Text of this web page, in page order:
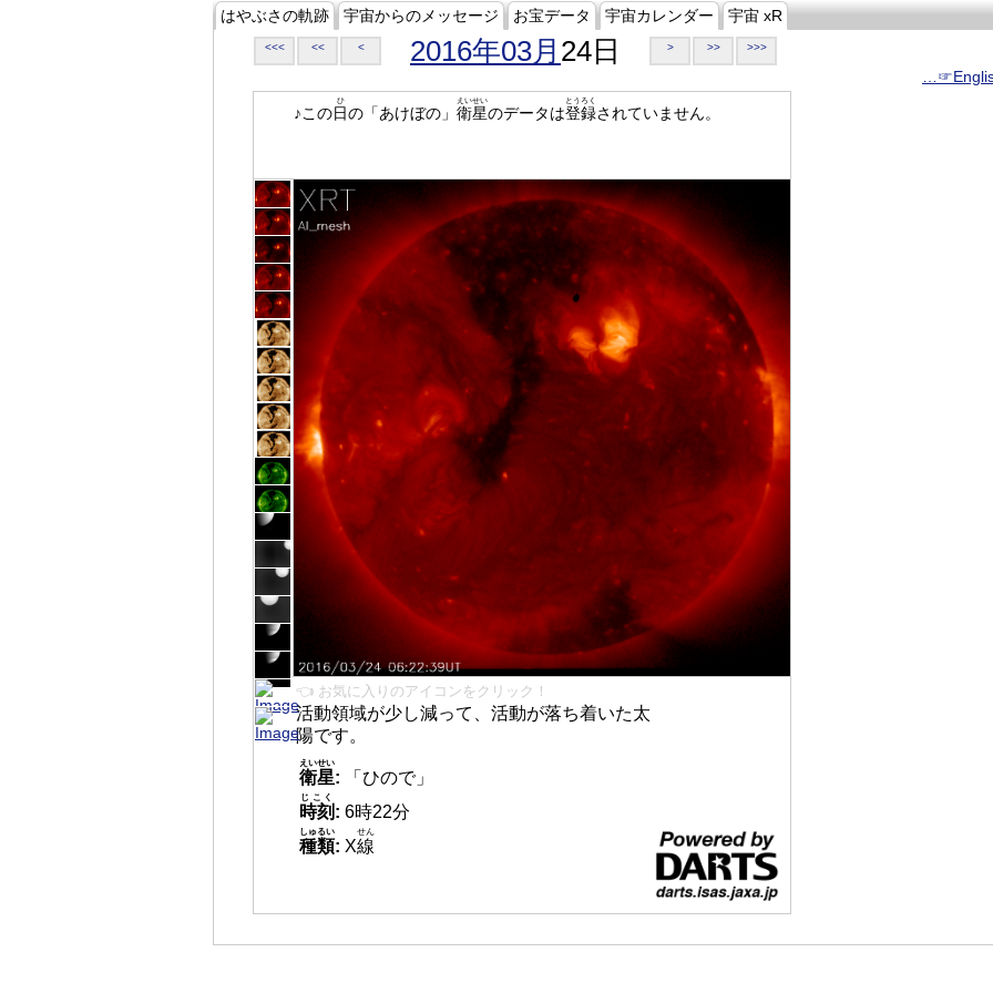
はやぶさの軌跡 宇宙からのメッセージ お宝データ 宇宙カレンダー 宇宙 xR
<<< << < 2016年03月 24日 > >> >>>
♪この日
ひ
の「あけぼの」 衛星
えいせい
のデータは登録
とうろく
されていません。
👈 お気に入りのアイコンをクリック！
活動領域が少し減って、活動が落ち着いた太
陽です。
衛星
えいせい
:
「ひので」
時刻
じこく
: 6時22分
種類
しゅるい
: X線
せん